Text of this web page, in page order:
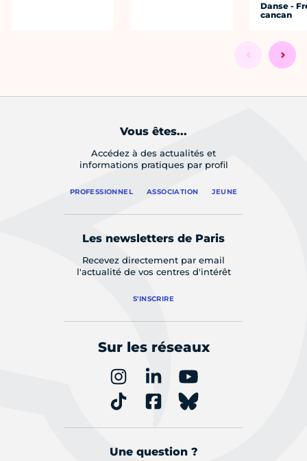
Danse -
cancan
Vous êtes...
Accédez à des actualités et
informations pratiques par profil
PROFESSIONNEL ASSOCIATION JEUNE
Les newsletters de Paris
Recevez directement par email
l'actualité de vos centres d'intérêt
S'INSCRIRE
Sur les réseaux
Une question ?